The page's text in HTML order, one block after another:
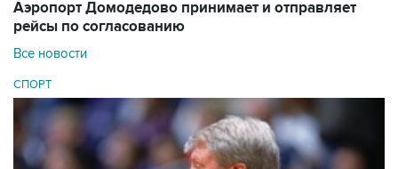
Аэропорт Домодедово принимает и отправляет
рейсы по согласованию
Все новости
СПОРТ